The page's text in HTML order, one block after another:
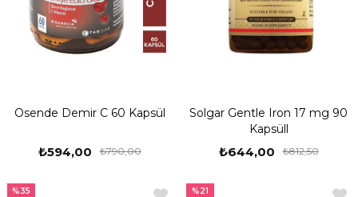
Osende Demir C 60 Kapsül
₺594,00 ₺790,00
Solgar Gentle Iron 17 mg 90
Kapsüll
₺644,00 ₺812,50
%35 %21